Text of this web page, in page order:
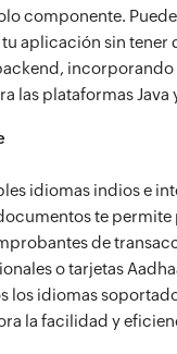
componente.
aplicación sin
las plataformas Java
idiomas indios e
te
de
o tarjetas
los idiomas
la facilidad y